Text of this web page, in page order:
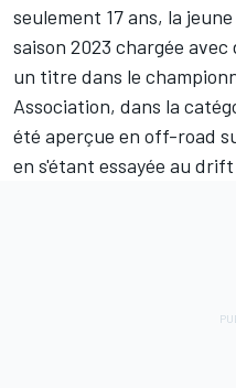
seulement 17 ans, la
saison 2023 chargée
un titre dans le
Association, dans la
été aperçue en off-road
en s'étant essayée au drift